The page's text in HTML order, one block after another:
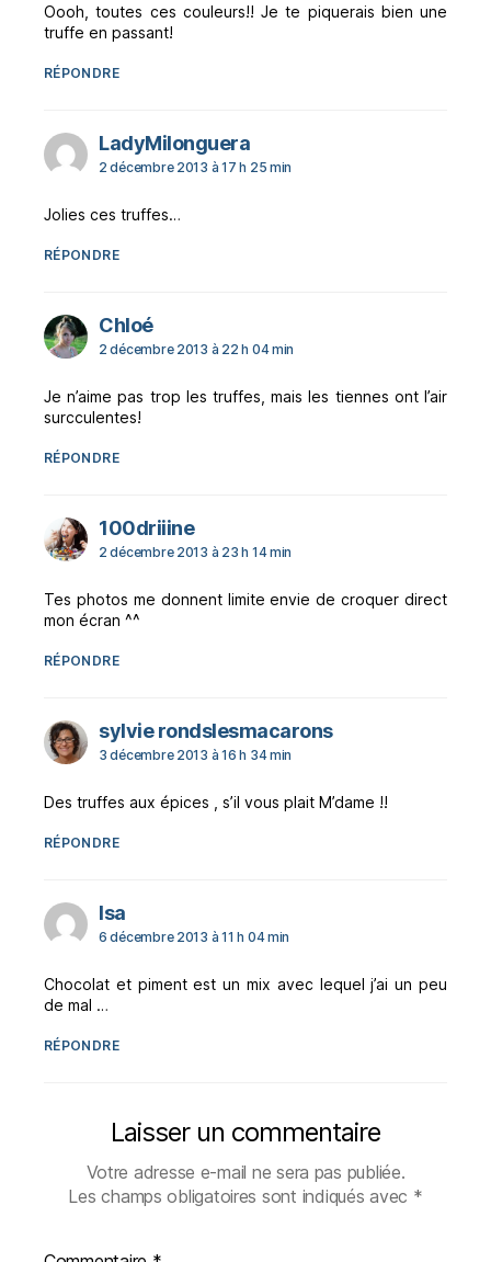
Oooh, toutes ces couleurs!! Je te piquerais bien une
truffe en passant!
RÉPONDRE
LadyMilongueradit :
2 décembre 2013 à 17 h 25 min
Jolies ces truffes…
RÉPONDRE
Chloédit :
2 décembre 2013 à 22 h 04 min
Je n’aime pas trop les truffes, mais les tiennes ont l’air
surcculentes!
RÉPONDRE
100driiinedit :
2 décembre 2013 à 23 h 14 min
Tes photos me donnent limite envie de croquer direct
mon écran ^^
RÉPONDRE
sylvie rondslesmacaronsdit :
3 décembre 2013 à 16 h 34 min
Des truffes aux épices , s’il vous plait M’dame !!
RÉPONDRE
Isadit :
6 décembre 2013 à 11 h 04 min
Chocolat et piment est un mix avec lequel j’ai un peu
de mal …
RÉPONDRE
Laisser un commentaire
Votre adresse e-mail ne sera pas publiée.
Les champs obligatoires sont indiqués avec *